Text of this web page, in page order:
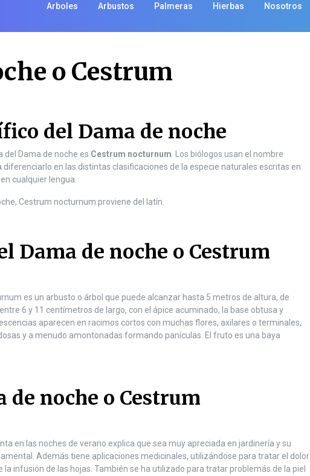
Arboles Arbustos Palmeras Hierbas Nosotros
o Cestrum
del Dama de noche
del Dama de noche es Cestrum nocturnum . Los biólogos usan el nombre
diferenciarlo en las distintas clasificaciones de la especie naturales escritas en
cualquier lengua.
Cestrum nocturnum proviene del latín.
Dama de noche o Cestrum
es un arbusto o árbol que puede alcanzar hasta 5 metros de altura, de
6 y 11 centímetros de largo, con el ápice acuminado, la base obtusa y
aparecen en racimos cortos con muchas flores, axilares o terminales,
y a menudo amontonadas formando panículas. El fruto es una baya
de noche o Cestrum
en las noches de verano explica que sea muy apreciada en jardinería y su
Además tiene aplicaciones medicinales, utilizándose para tratar el dolor
infusión de las hojas. También se ha utilizado para tratar problemás de la piel